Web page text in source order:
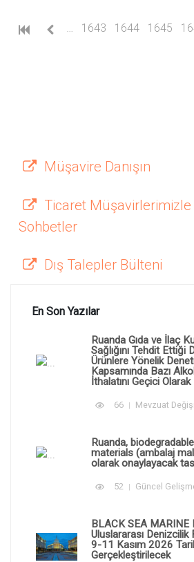
1643 1644 1645
Müşavire Danışın
Ticaret Müşavirlerimizle
Sohbetler
Dış Talepler Bülteni
En Son Yazılar
Ruanda Gıda ve İlaç
Sağlığını Tehdit Ettiği
Ürünlere Yönelik
Kapsamında Bazı
İthalatını Geçici
66 Mevzuat
Ruanda,
materials (ambalaj
olarak onaylayacak
52 Güncel
BLACK SEA
Uluslararası Denizcilik
9-11 Kasım 2026
Gerçekleştirilecek